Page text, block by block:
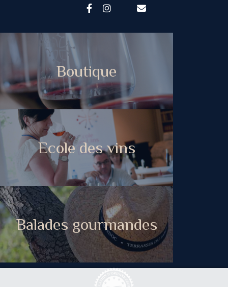
Boutique
Ecole des vins
Balades gourmandes